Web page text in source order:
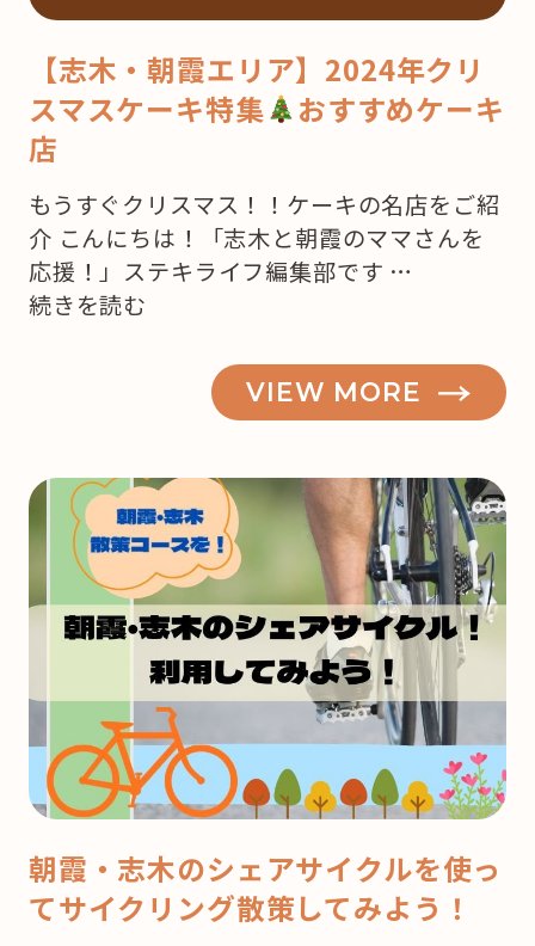
【志木・朝霞エリア】2024年クリ
スマスケーキ特集
おすすめケーキ
店
もうすぐクリスマス！！ケーキの名店をご紹
介 こんにちは！「志木と朝霞のママさんを
応援！」ステキライフ編集部です …
“【志
う
来
月
ク
マ
ス！
ど
こ
ケ
ー
続きを読む
VIEW MORE
朝霞・志木のシェアサイクルを使っ
てサイクリング散策してみよう！